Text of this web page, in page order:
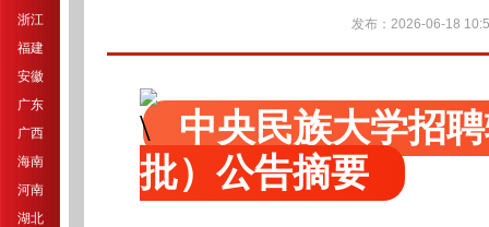
浙江
福建
安徽
广东
广西
海南
河南
湖北
发布：2026-06-18
中央民族大学招
批）公告摘要